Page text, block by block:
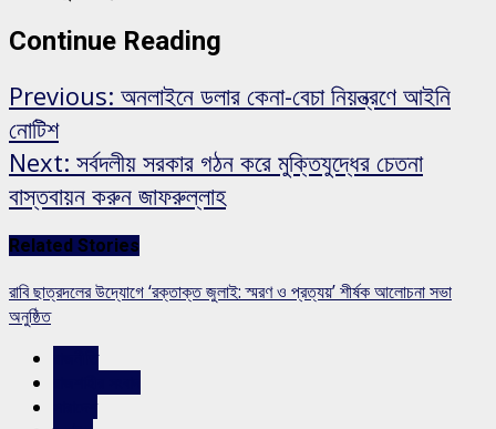
Continue Reading
Previous: অনলাইনে ডলার কেনা-বেচা নিয়ন্ত্রণে আইনি
নোটিশ
Next: সর্বদলীয় সরকার গঠন করে মুক্তিযুদ্ধের চেতনা
বাস্তবায়ন করুন জাফরুল্লাহ
Related Stories
রাবি ছাত্রদলের উদ্যোগে ‘রক্তাক্ত জুলাই: স্মরণ ও প্রত্যয়’ শীর্ষক আলোচনা সভা
অনুষ্ঠিত